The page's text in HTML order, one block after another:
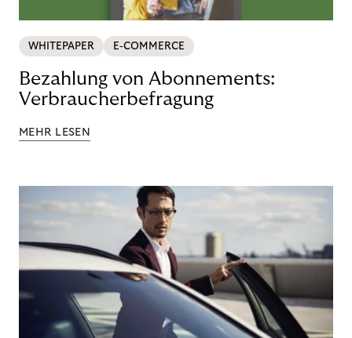
WHITEPAPER E-COMMERCE
Bezahlung von Abonnements:
Verbraucherbefragung
MEHR LESEN